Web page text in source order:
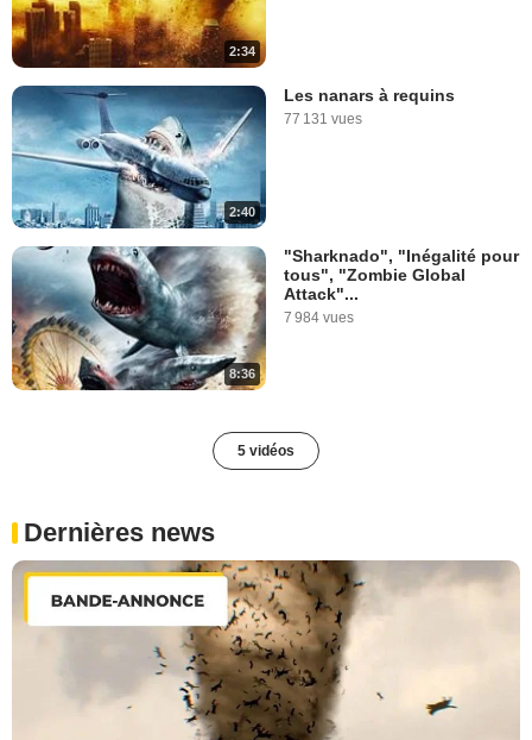
2:34
2:40
Les nanars à requins
77 131 vues
8:36
"Sharknado", "Inégalité pour
tous", "Zombie Global
Attack"...
7 984 vues
5 vidéos
Dernières news